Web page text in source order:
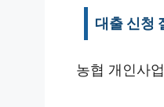
대출 신청
농협 개인사